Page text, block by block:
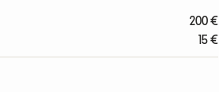
200 €
15 €